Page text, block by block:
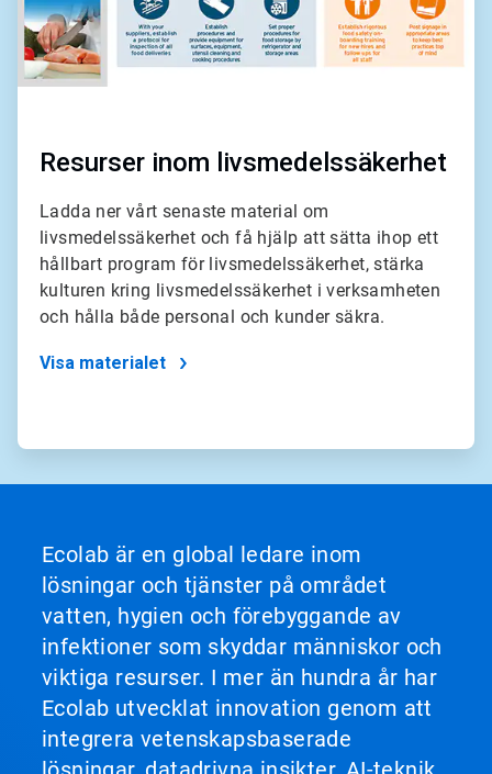
Resurser inom livsmedelssäkerhet
Ladda ner vårt senaste material om
livsmedelssäkerhet och få hjälp att sätta ihop ett
hållbart program för livsmedelssäkerhet, stärka
kulturen kring livsmedelssäkerhet i verksamheten
och hålla både personal och kunder säkra.
Visa materialet
Ecolab är en global ledare inom
lösningar och tjänster på området
vatten, hygien och förebyggande av
infektioner som skyddar människor och
viktiga resurser. I mer än hundra år har
Ecolab utvecklat innovation genom att
integrera vetenskapsbaserade